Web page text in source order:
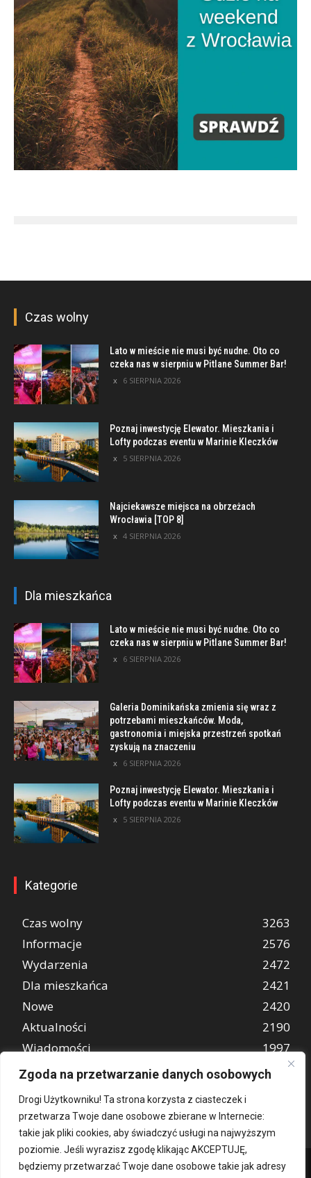
Zgoda na przetwarzanie danych osobowych
Drogi Użytkowniku! Ta strona korzysta z ciasteczek i
przetwarza Twoje dane osobowe zbierane w Internecie:
takie jak pliki cookies, aby świadczyć usługi na najwyższym
poziomie. Jeśli wyrazisz zgodę klikając AKCEPTUJĘ,
będziemy przetwarzać Twoje dane osobowe takie jak adresy
Czas wolny
Lato w mieście nie musi być nudne. Oto co
czeka nas w sierpniu w Pitlane Summer Bar!
6 SIERPNIA 2026
Poznaj inwestycję Elewator. Mieszkania i
Lofty podczas eventu w Marinie Kleczków
5 SIERPNIA 2026
Najciekawsze miejsca na obrzeżach
Wrocławia [TOP 8]
4 SIERPNIA 2026
Dla mieszkańca
Lato w mieście nie musi być nudne. Oto co
czeka nas w sierpniu w Pitlane Summer Bar!
6 SIERPNIA 2026
Galeria Dominikańska zmienia się wraz z
potrzebami mieszkańców. Moda,
gastronomia i miejska przestrzeń spotkań
zyskują na znaczeniu
6 SIERPNIA 2026
Poznaj inwestycję Elewator. Mieszkania i
Lofty podczas eventu w Marinie Kleczków
5 SIERPNIA 2026
Kategorie
Czas wolny
3263
Informacje
2576
Wydarzenia
2472
Dla mieszkańca
2421
Nowe
2420
Aktualności
2190
Wiadomości
1997
REKLAMA
849